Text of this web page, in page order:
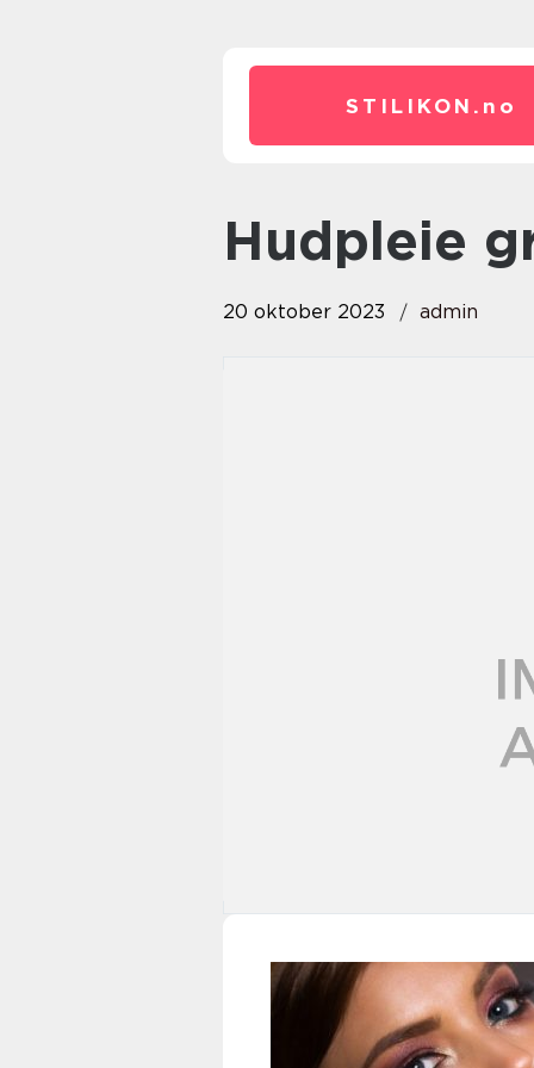
STILIKON. no
hudpleie
20 oktober 2023 admin